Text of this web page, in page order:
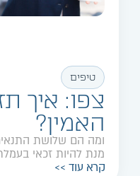
טיפים
צפו: איך
האמין?
ומה הם שלושת
מנת להיות זכאי
קרא עוד >>